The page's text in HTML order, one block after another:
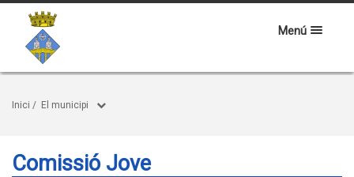
Menú
Inici / El municipi
Comissió Jove